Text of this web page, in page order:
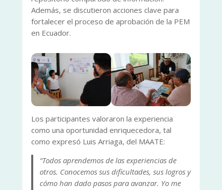
Además, se discutieron acciones clave para
fortalecer el proceso de aprobación de la PEM
en Ecuador.
Los participantes valoraron la experiencia
como una oportunidad enriquecedora, tal
como expresó Luis Arriaga, del MAATE:
“Todos aprendemos de las experiencias de
otros. Conocemos sus dificultades, sus logros y
cómo han dado pasos para avanzar. Yo me